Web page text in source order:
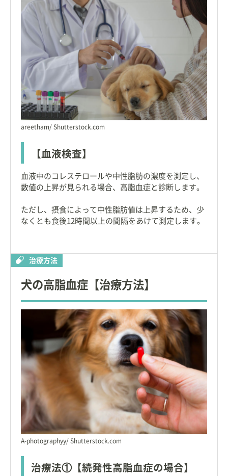
areetham/ Shutterstock.com
【血液検査】
血液中のコレステロールや中性脂肪の濃度を測定し、
数値の上昇が見られる場合、高脂血症と診断します。
ただし、摂食によって中性脂肪値は上昇するため、少
なくとも食後12時間以上の間隔をあけて測定します。
治療方法
犬の高脂血症【治療方法】
A-photographyy/ Shutterstock.com
治療法①【続発性高脂血症の場合】